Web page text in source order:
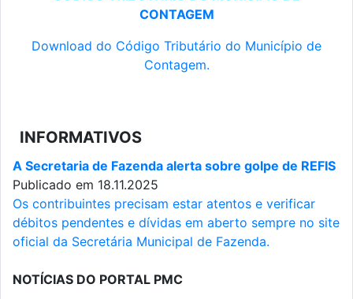
CONTAGEM
Download do Código Tributário do Município de
Contagem.
INFORMATIVOS
A Secretaria de Fazenda alerta sobre golpe de REFIS
Publicado em 18.11.2025
Os contribuintes precisam estar atentos e verificar
débitos pendentes e dívidas em aberto sempre no site
oficial da Secretária Municipal de Fazenda.
NOTÍCIAS DO PORTAL PMC